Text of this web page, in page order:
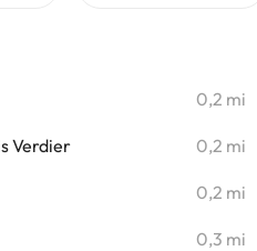
0,2 mi
Verdier 0,2 mi
0,2 mi
0,3 mi